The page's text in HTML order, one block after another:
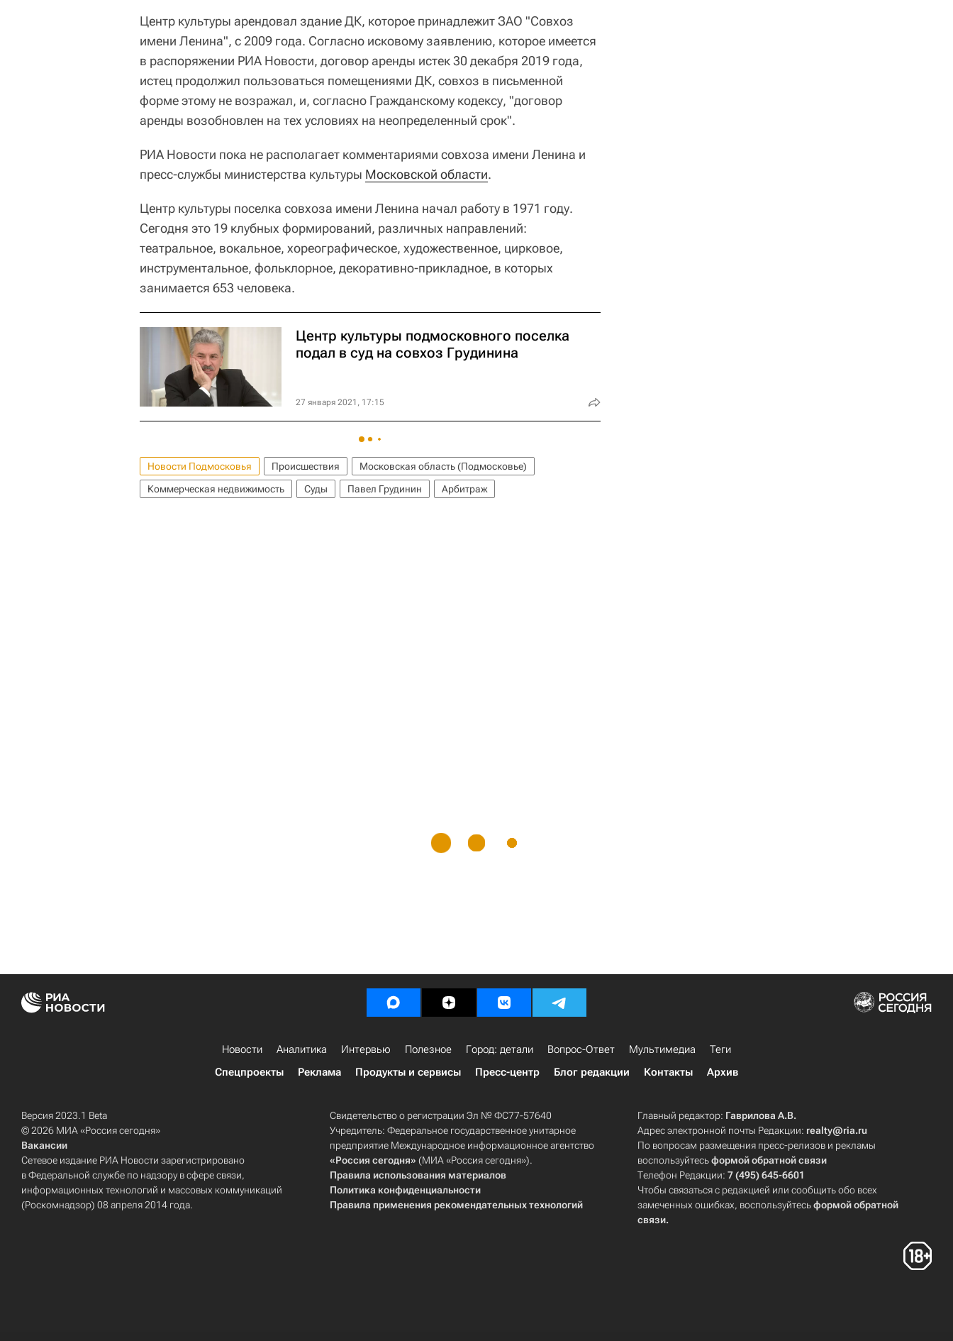
Центр культуры арендовал здание ДК, которое принадлежит ЗАО "Совхоз
имени Ленина", с 2009 года. Согласно исковому заявлению, которое имеется
в распоряжении РИА Новости, договор аренды истек 30 декабря 2019 года,
истец продолжил пользоваться помещениями ДК, совхоз в письменной
форме этому не возражал, и, согласно Гражданскому кодексу, "договор
аренды возобновлен на тех условиях на неопределенный срок".
РИА Новости пока не располагает комментариями совхоза имени Ленина и
пресс-службы министерства культуры Московской области.
Центр культуры поселка совхоза имени Ленина начал работу в 1971 году.
Сегодня это 19 клубных формирований, различных направлений:
театральное, вокальное, хореографическое, художественное, цирковое,
инструментальное, фольклорное, декоративно-прикладное, в которых
занимается 653 человека.
Центр культуры подмосковного поселка
подал в суд на совхоз Грудинина
27 января 2021, 17:15
Новости Подмосковья Происшествия
Московская область (Подмосковье)
Коммерческая недвижимость
Суды Павел Грудинин Арбитраж
Новости Аналитика Интервью Полезное Город: детали Вопрос-Ответ Мультимедиа
Теги
Спецпроекты
Реклама Продукты и сервисы Пресс-центр Блог редакции Контакты Архив
Версия 2023.1 Beta
© 2026 МИА «Россия сегодня»
Вакансии
Сетевое издание РИА Новости зарегистрировано
в Федеральной службе по надзору в сфере связи,
информационных технологий и массовых коммуникаций
(Роскомнадзор) 08 апреля 2014 года.
Свидетельство о регистрации Эл № ФС77-57640
Учредитель: Федеральное государственное унитарное
предприятие Международное информационное агентство
«Россия сегодня» (МИА «Россия сегодня»).
Правила использования материалов
Политика конфиденциальности
Правила применения рекомендательных технологий
Главный редактор: Гаврилова А.В.
Адрес электронной почты Редакции: realty@ria.ru
По вопросам размещения пресс-релизов и рекламы
воспользуйтесьформой обратной связи
Телефон Редакции:7 (495) 645-6601
Чтобы связаться с редакцией или сообщить обо всех
замеченных ошибках, воспользуйтесьформой обратной
связи.